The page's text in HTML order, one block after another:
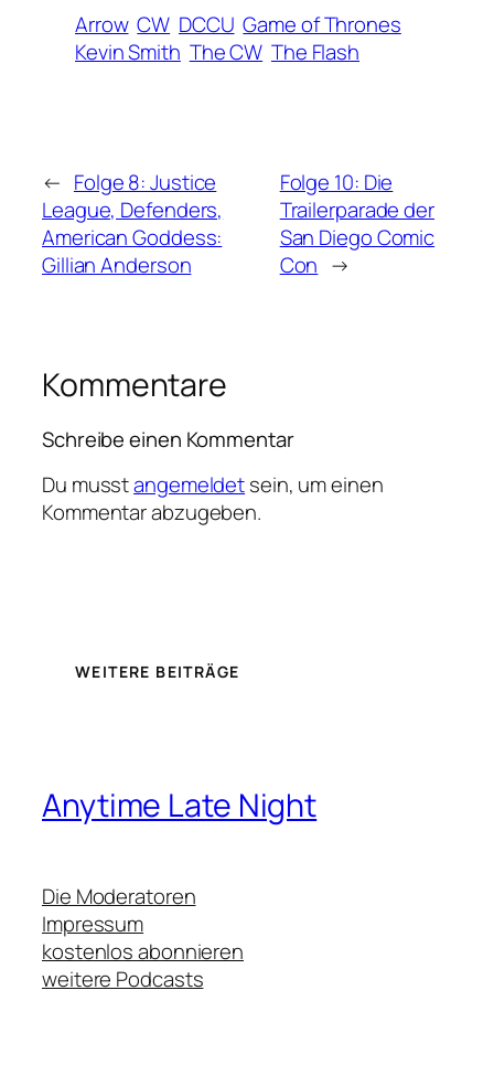
Arrow CW DCCU Game of Thrones
Kevin Smith The CW The Flash
← Folge 8: Justice
League, Defenders,
American Goddess:
Gillian Anderson
Folge 10: Die
Trailerparade der
San Diego Comic
Con →
Kommentare
Schreibe einen Kommentar
Du musstangemeldetsein, um einen
Kommentar abzugeben.
WEITERE BEITRÄGE
Anytime Late Night
Die Moderatoren
Impressum
kostenlos abonnieren
weitere Podcasts